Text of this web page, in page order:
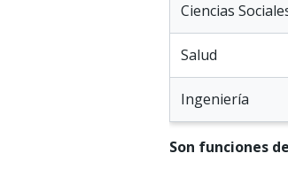
Ciencias
Salud
Ingeniería
Son funciones